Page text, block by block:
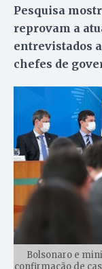
Pesquisa
reprovam a
entrevistados
chefes de
Bolsonaro e
confirmação de